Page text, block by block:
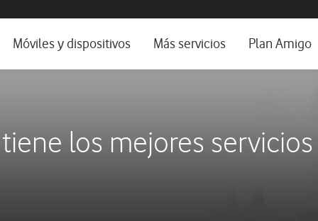
e idioma
Móviles y dispositivos
Ver todos
Más servicios Plan Amigo
los mejores